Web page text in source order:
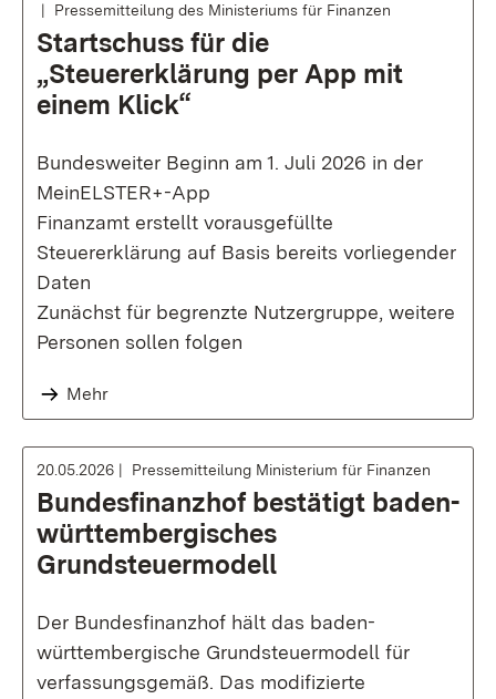
Pressemitteilung des Ministeriums für Finanzen
Startschuss für die
„Steuererklärung per App mit
einem Klick“
Bundesweiter Beginn am 1. Juli 2026 in der
MeinELSTER+-App
Finanzamt erstellt vorausgefüllte
Steuererklärung auf Basis bereits vorliegender
Daten
Zunächst für begrenzte Nutzergruppe, weitere
Personen sollen folgen
Mehr
20.05.2026 Pressemitteilung Ministerium für Finanzen
Bundesfinanzhof bestätigt baden-
württembergisches
Grundsteuermodell
Der Bundesfinanzhof hält das baden-
württembergische Grundsteuermodell für
verfassungsgemäß. Das modifizierte